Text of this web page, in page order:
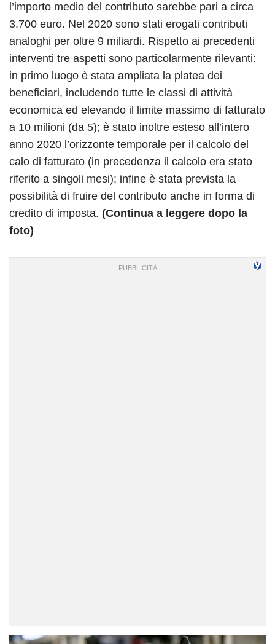
l’importo medio del contributo sarebbe pari a circa
3.700 euro. Nel 2020 sono stati erogati contributi
analoghi per oltre 9 miliardi. Rispetto ai precedenti
interventi tre aspetti sono particolarmente rilevanti:
in primo luogo è stata ampliata la platea dei
beneficiari, includendo tutte le classi di attività
economica ed elevando il limite massimo di fatturato
a 10 milioni (da 5); è stato inoltre esteso all’intero
anno 2020 l’orizzonte temporale per il calcolo del
calo di fatturato (in precedenza il calcolo era stato
riferito a singoli mesi); infine è stata prevista la
possibilità di fruire del contributo anche in forma di
credito di imposta. (Continua a leggere dopo la
foto)